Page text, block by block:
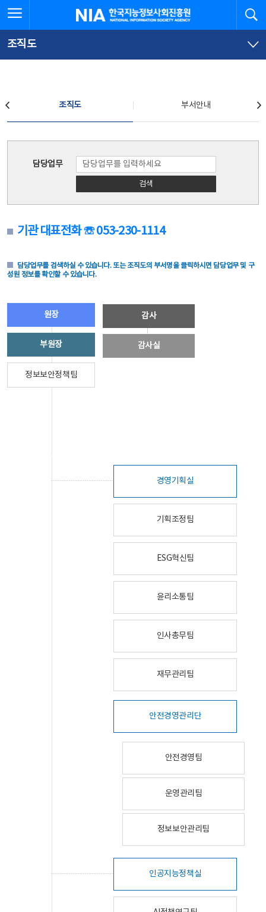
문
로
가
체
뉴
바
가
한국지능정보사회진흥원
조직도
조직도 부서안내
담당업무
검색
기관 대표전화 ☏ 053-230-1114
담당업무를 검색하실 수 있습니다. 또는 조직도의 부서명을 클릭하시면 담당업무 및 구
성원 정보를 확인할 수 있습니다.
원장
부원장
정보보안정책팀
감사
감사실
경영기획실
기획조정팀
ESG혁신팀
윤리소통팀
인사총무팀
재무관리팀
안전경영관리단
안전경영팀
운영관리팀
정보보안관리팀
인공지능정책실